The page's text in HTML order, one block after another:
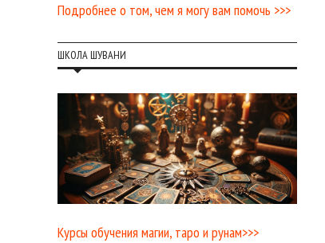
Подробнее о том, чем я могу вам помочь >>>
ШКОЛА ШУВАНИ
Курсы обучения магии, таро и рунам>>>